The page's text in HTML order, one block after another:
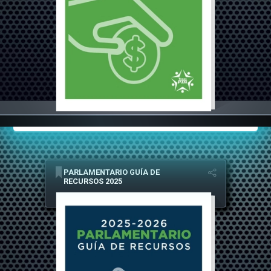
PARLAMENTARIO GUÍA DE
RECURSOS 2025